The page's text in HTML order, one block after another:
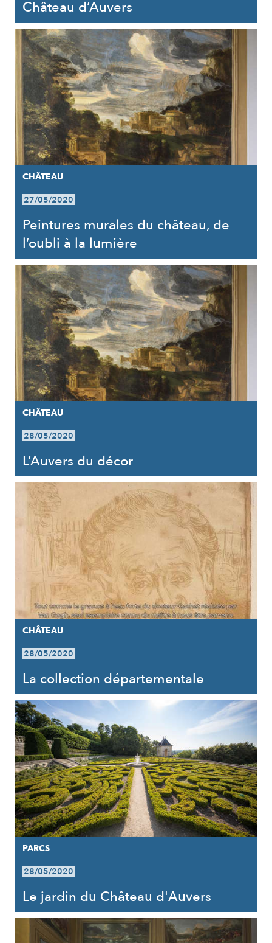
Château d’Auvers
CHÂTEAU
27/05/2020
Peintures murales du château, de
l’oubli à la lumière
CHÂTEAU
28/05/2020
L’Auvers du décor
CHÂTEAU
28/05/2020
La collection départementale
PARCS
28/05/2020
Le jardin du Château d'Auvers